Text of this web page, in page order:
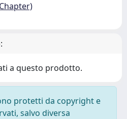
a questo prodotto.
protetti da copyright e
salvo diversa